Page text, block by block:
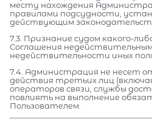
месту нахождения
правилами подсудности,
действующим
7.3. Признание судом какого-
Соглашения
недействительности иных
7.4. Администрация не несет
действия третьих лиц
операторов связи, службы
повлиять на выполнение
Пользователем.